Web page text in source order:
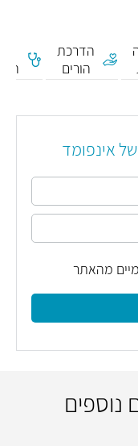
הדרכת
הורים
אינפומד
מהאתר
נוספים